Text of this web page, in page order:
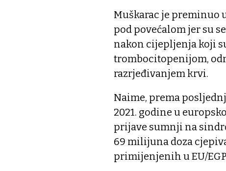
Muškarac je preminuo
pod povećalom jer su
nakon cijepljenja koji
trombocitopenijom,
razrjeđivanjem krvi.
Naime, prema
2021. godine u
prijave sumnji na
69 milijuna doza
primijenjenih u EU/